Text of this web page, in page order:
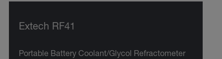
Extech RF41
Portable Battery Coolant/Glycol Refractometer